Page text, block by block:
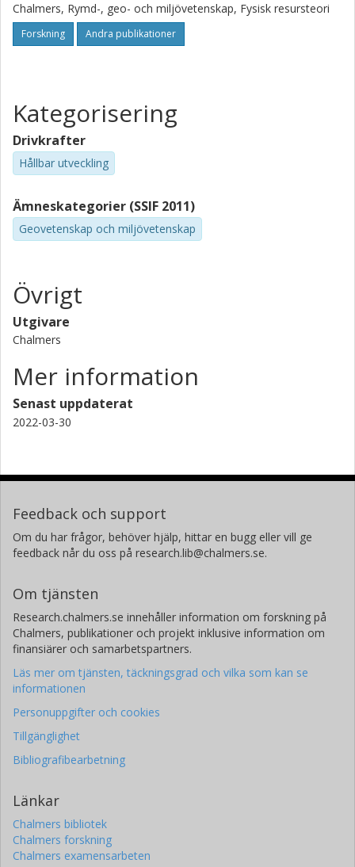
Chalmers, Rymd-, geo- och miljövetenskap, Fysisk resursteori
Forskning Andra publikationer
Kategorisering
Drivkrafter
Hållbar utveckling
Ämneskategorier (SSIF 2011)
Geovetenskap och miljövetenskap
Övrigt
Utgivare
Chalmers
Mer information
Senast uppdaterat
2022-03-30
Feedback och support
Om du har frågor, behöver hjälp, hittar en bugg eller vill ge
feedback når du oss på research.lib@chalmers.se.
Om tjänsten
Research.chalmers.se innehåller information om forskning på
Chalmers, publikationer och projekt inklusive information om
finansiärer och samarbetspartners.
Läs mer om tjänsten, täckningsgrad och vilka som kan se
informationen
Personuppgifter och cookies
Tillgänglighet
Bibliografibearbetning
Länkar
Chalmers bibliotek
Chalmers forskning
Chalmers examensarbeten